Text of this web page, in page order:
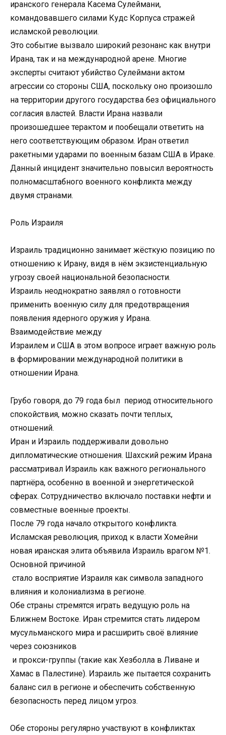
иранского генерала Касема Сулеймани,
командовавшего силами Кудс Корпуса стражей
исламской революции.
Это событие вызвало широкий резонанс как внутри
Ирана, так и на международной арене. Многие
эксперты считают убийство Сулеймани актом
агрессии со стороны США, поскольку оно произошло
на территории другого государства без официального
согласия властей. Власти Ирана назвали
произошедшее терактом и пообещали ответить на
него соответствующим образом. Иран ответил
ракетными ударами по военным базам США в Ираке.
Данный инцидент значительно повысил вероятность
полномасштабного военного конфликта между
двумя странами.
Роль Израиля
Израиль традиционно занимает жёсткую позицию по
отношению к Ирану, видя в нём экзистенциальную
угрозу своей национальной безопасности.
Израиль неоднократно заявлял о готовности
применить военную силу для предотвращения
появления ядерного оружия у Ирана.
Взаимодействие между
Израилем и США в этом вопросе играет важную роль
в формировании международной политики в
отношении Ирана.
Грубо говоря, до 79 года был период относительного
спокойствия, можно сказать почти теплых,
отношений.
Иран и Израиль поддерживали довольно
дипломатические отношения. Шахский режим Ирана
рассматривал Израиль как важного регионального
партнёра, особенно в военной и энергетической
сферах. Сотрудничество включало поставки нефти и
совместные военные проекты.
После 79 года начало открытого конфликта.
Исламская революция, приход к власти Хомейни
новая иранская элита объявила Израиль врагом №1.
Основной причиной
стало восприятие Израиля как символа западного
влияния и колониализма в регионе.
Обе страны стремятся играть ведущую роль на
Ближнем Востоке. Иран стремится стать лидером
мусульманского мира и расширить своё влияние
через союзников
и прокси-группы (такие как Хезболла в Ливане и
Хамас в Палестине). Израиль же пытается сохранить
баланс сил в регионе и обеспечить собственную
безопасность перед лицом угроз.
Обе стороны регулярно участвуют в конфликтах